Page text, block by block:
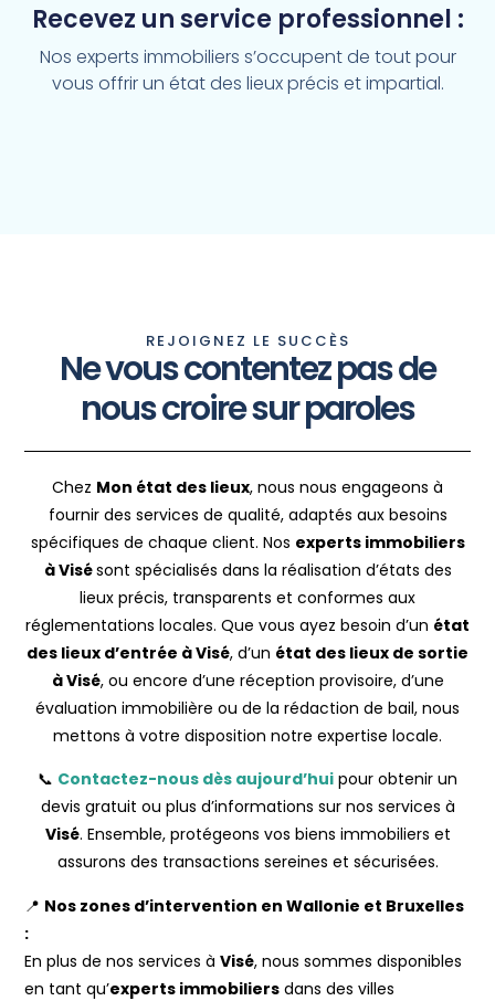
Recevez un service professionnel :
Nos experts immobiliers s’occupent de tout pour
vous offrir un état des lieux précis et impartial.
REJOIGNEZ LE SUCCÈS
Ne vous contentez pas de
nous croire sur paroles
Chez Mon état des lieux, nous nous engageons à
fournir des services de qualité, adaptés aux besoins
spécifiques de chaque client. Nos experts immobiliers
à Visésont spécialisés dans la réalisation d’états des
lieux précis, transparents et conformes aux
réglementations locales. Que vous ayez besoin d’un état
des lieux d’entrée à Visé, d’un état des lieux de sortie
à Visé, ou encore d’une réception provisoire, d’une
évaluation immobilière ou de la rédaction de bail, nous
mettons à votre disposition notre expertise locale.
📞 Contactez-nous dès aujourd’hui pour obtenir un
devis gratuit ou plus d’informations sur nos services à
Visé. Ensemble, protégeons vos biens immobiliers et
assurons des transactions sereines et sécurisées.
📍 Nos zones d’intervention en Wallonie et Bruxelles
:
En plus de nos services àVisé, nous sommes disponibles
en tant qu’experts immobiliers dans des villes